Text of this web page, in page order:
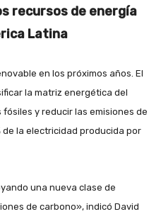
recursos de energía
Latina
en los próximos años. El
la matriz energética del
y reducir las emisiones de
de la electricidad producida por
una nueva clase de
de carbono», indicó David